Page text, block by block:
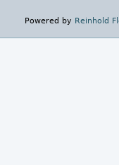
Powered by Reinhold